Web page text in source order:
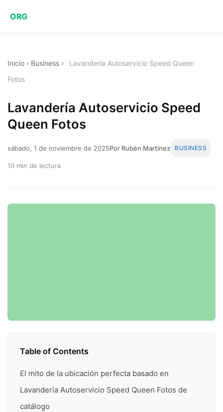
ORG
Inicio › Business ›
Lavandería Autoservicio Speed Queen
Fotos
Lavandería Autoservicio Speed
Queen Fotos
sábado, 1 de noviembre de 2025Por Rubén Martínez BUSINESS
10 min de lectura
Table of Contents
El mito de la ubicación perfecta basado en
Lavandería Autoservicio Speed Queen Fotos de
catálogo